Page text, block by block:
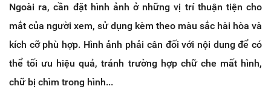
Ngoài ra, cần đặt hình ảnh ở những vị trí thuận tiện cho
mắt của người xem, sử dụng kèm theo màu sắc hài hòa và
kích cỡ phù hợp. Hình ảnh phải cân đối với nội dung để có
thể tối ưu hiệu quả, tránh trường hợp chữ che mất hình,
chữ bị chìm trong hình...